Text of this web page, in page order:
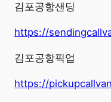
김포공항샌딩
https://
김포공항픽업
https://